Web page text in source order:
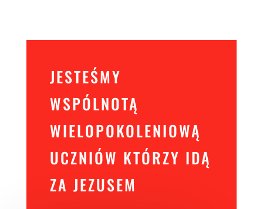
JESTEŚMY
WSPÓLNOTĄ
WIELOPOKOLENIOWĄ
UCZNIÓW KTÓRZY IDĄ
ZA JEZUSEM